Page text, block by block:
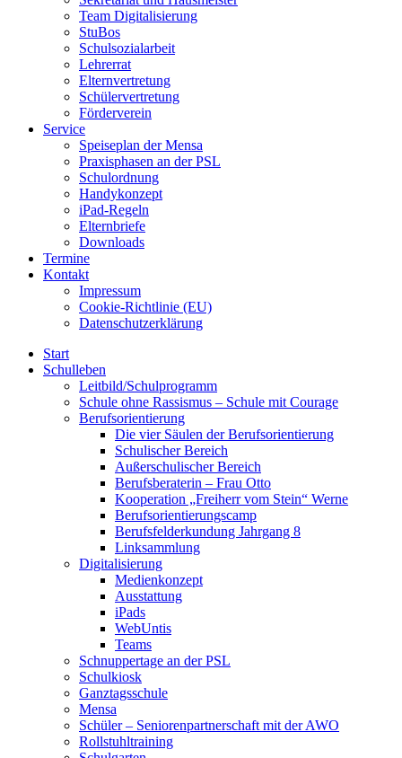
Team Digitalisierung
StuBos
Schulsozialarbeit
Lehrerrat
Elternvertretung
Schülervertretung
Förderverein
Service
Speiseplan der Mensa
Praxisphasen an der PSL
Schulordnung
Handykonzept
iPad-Regeln
Elternbriefe
Downloads
Termine
Kontakt
Impressum
Cookie-Richtlinie (EU)
Datenschutzerklärung
Start
Schulleben
Leitbild/Schulprogramm
Schule ohne Rassismus – Schule mit Courage
Berufsorientierung
Die vier Säulen der Berufsorientierung
Schulischer Bereich
Außerschulischer Bereich
Berufsberaterin – Frau Otto
Kooperation „Freiherr vom Stein“ Werne
Berufsorientierungscamp
Berufsfelderkundung Jahrgang 8
Linksammlung
Digitalisierung
Medienkonzept
Ausstattung
iPads
WebUntis
Teams
Schnuppertage an der PSL
Schulkiosk
Ganztagsschule
Mensa
Schüler – Seniorenpartnerschaft mit der AWO
Rollstuhltraining